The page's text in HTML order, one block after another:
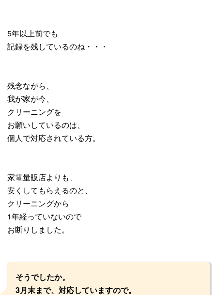
5年以上前でも
記録を残しているのね・・・
残念ながら、
我が家が今、
クリーニングを
お願いしているのは、
個人で対応されている方。
家電量販店よりも、
安くしてもらえるのと、
クリーニングから
1年経っていないので
お断りしました。
そうでしたか。
3月末まで、対応していますので。